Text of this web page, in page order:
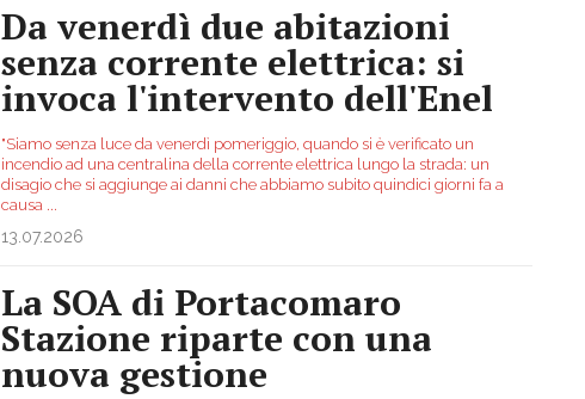
Da venerdì due abitazioni
senza corrente elettrica: si
invoca l'intervento dell'Enel
"Siamo senza luce da venerdì pomeriggio, quando si è verificato un
incendio ad una centralina della corrente elettrica lungo la strada: un
disagio che si aggiunge ai danni che abbiamo subito quindici giorni fa a
causa
13.07.2026
La SOA di Portacomaro
Stazione riparte con una
nuova gestione